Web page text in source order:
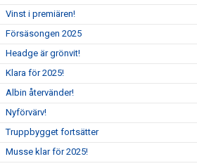
Vinst i premiären!
Försäsongen 2025
Headge är grönvit!
Klara för 2025!
Albin återvänder!
Nyförvärv!
Truppbygget fortsätter
Musse klar för 2025!